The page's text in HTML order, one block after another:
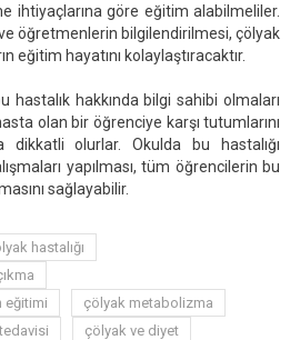
ihtiyaçlarına göre eğitim alabilmeliler.
öğretmenlerin bilgilendirilmesi, çölyak
eğitim hayatını kolaylaştıracaktır.
hastalık hakkında bilgi sahibi olmaları
olan bir öğrenciye karşı tutumlarını
dikkatli olurlar. Okulda bu hastalığı
yapılması, tüm öğrencilerin bu
sağlayabilir.
hastalığı
eğitimi
çölyak metabolizma
çölyak ve diyet